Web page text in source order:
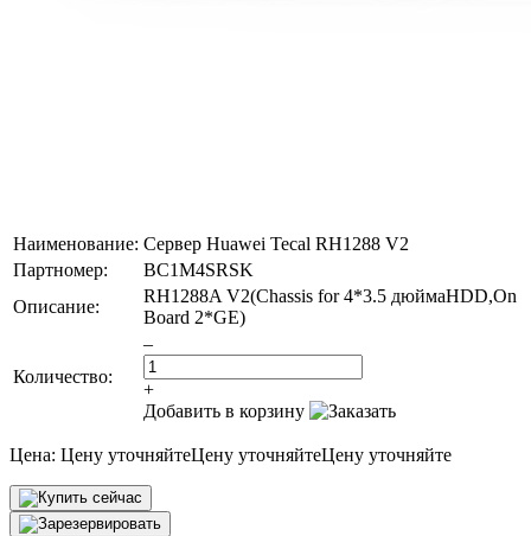
Наименование: Сервер Huawei Tecal RH1288 V2
Партномер:
BC1M4SRSK
Описание:
RH1288A V2(Chassis for 4*3.5 дюймаHDD,On
Board 2*GE)
Количество:
–
+
Добавить в корзину
Цена: Цену уточняйтеЦену уточняйтеЦену уточняйте